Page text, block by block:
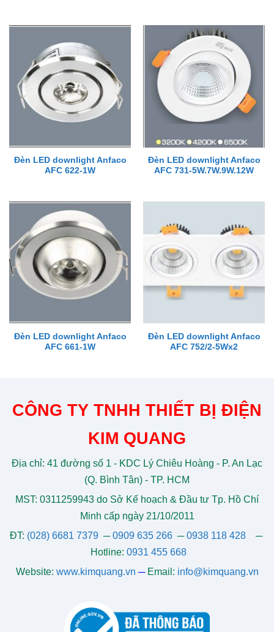
Đèn LED downlight Anfaco
AFC 622-1W
Đèn LED downlight Anfaco
AFC 731-5W.7W.9W.12W
Đèn LED downlight Anfaco
AFC 661-1W
Đèn LED downlight Anfaco
AFC 752/2-5Wx2
CÔNG TY TNHH THIẾT BỊ ĐIỆN
KIM QUANG
Địa chỉ: 41 đường số 1 - KDC Lý Chiêu Hoàng - P. An Lạc
(Q. Bình Tân) - TP. HCM
MST: 0311259943 do Sở Kế hoạch & Đầu tư Tp. Hồ Chí
Minh cấp ngày 21/10/2011
ĐT: (028) 6681 7379 ─0909 635 266─0938 118 428─
Hotline: 0931 455 668
Website: www.kimquang.vn ─ Email: info@kimquang.vn